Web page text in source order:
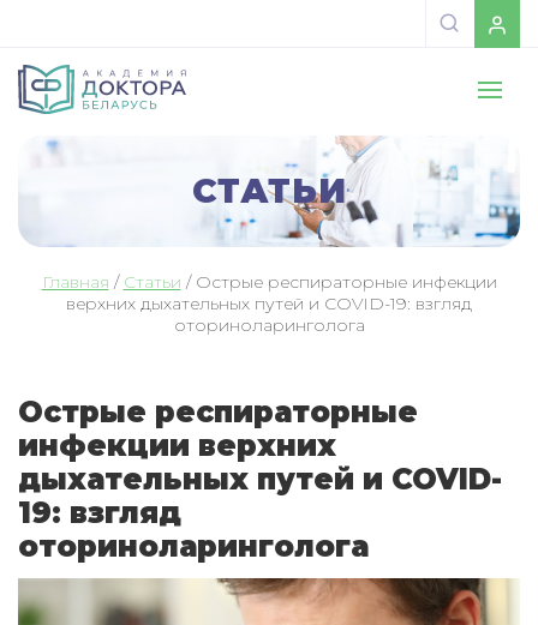
СТАТЬИ
Главная / Статьи / Острые респираторные инфекции
верхних дыхательных путей и COVID-19: взгляд
оториноларинголога
Острые респираторные
инфекции верхних
дыхательных путей и COVID-
19: взгляд
оториноларинголога